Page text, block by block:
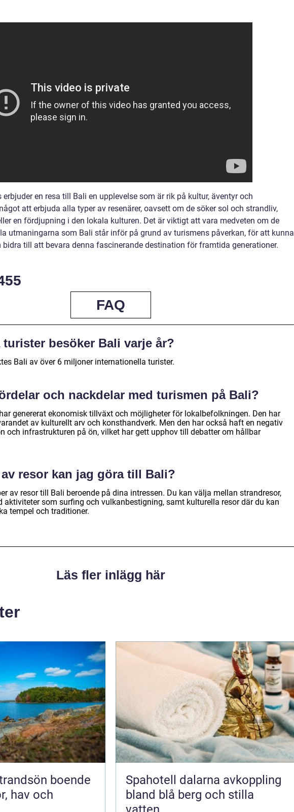
en resa till Bali en upplevelse som är rik på kultur, äventyr och
att erbjuda alla typer av resenärer, oavsett om de söker sol och strandliv,
en fördjupning i den lokala kulturen. Det är viktigt att vara medveten om de
utmaningarna som Bali står inför på grund av turismens påverkan, för att kunna
till att bevara denna fascinerande destination för framtida generationer.
FAQ
turister besöker Bali varje år?
Bali av över 6 miljoner internationella turister.
och nackdelar med turismen på Bali?
genererat ekonomisk tillväxt och möjligheter för lokalbefolkningen. Den har
av kulturellt arv och konsthandverk. Men den har också haft en negativ
och infrastrukturen på ön, vilket har gett upphov till debatter om hållbar
resor kan jag göra till Bali?
av resor till Bali beroende på dina intressen. Du kan välja mellan strandresor,
aktiviteter som surfing och vulkanbestigning, samt kulturella resor där du kan
tempel och traditioner.
Läs fler inlägg här
boende
hav och
Spahotell dalarna avkoppling
bland blå berg och stilla